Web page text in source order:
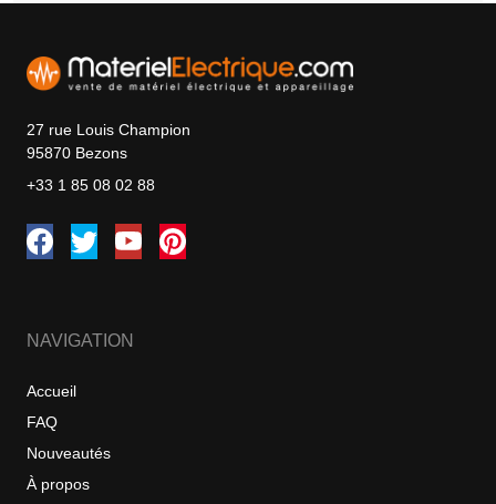
27 rue Louis Champion
95870 Bezons
+33 1 85 08 02 88
NAVIGATION
Accueil
FAQ
Nouveautés
À propos